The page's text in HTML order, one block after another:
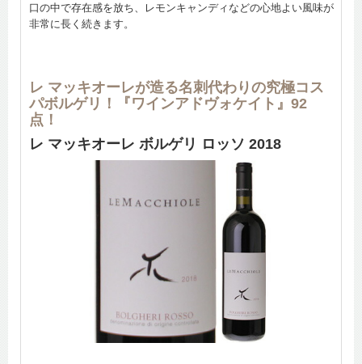
口の中で存在感を放ち、レモンキャンディなどの心地よい風味が
非常に長く続きます。
レ マッキオーレが造る名刺代わりの究極コス
パボルゲリ！『ワインアドヴォケイト』92
点！
レ マッキオーレ ボルゲリ ロッソ 2018